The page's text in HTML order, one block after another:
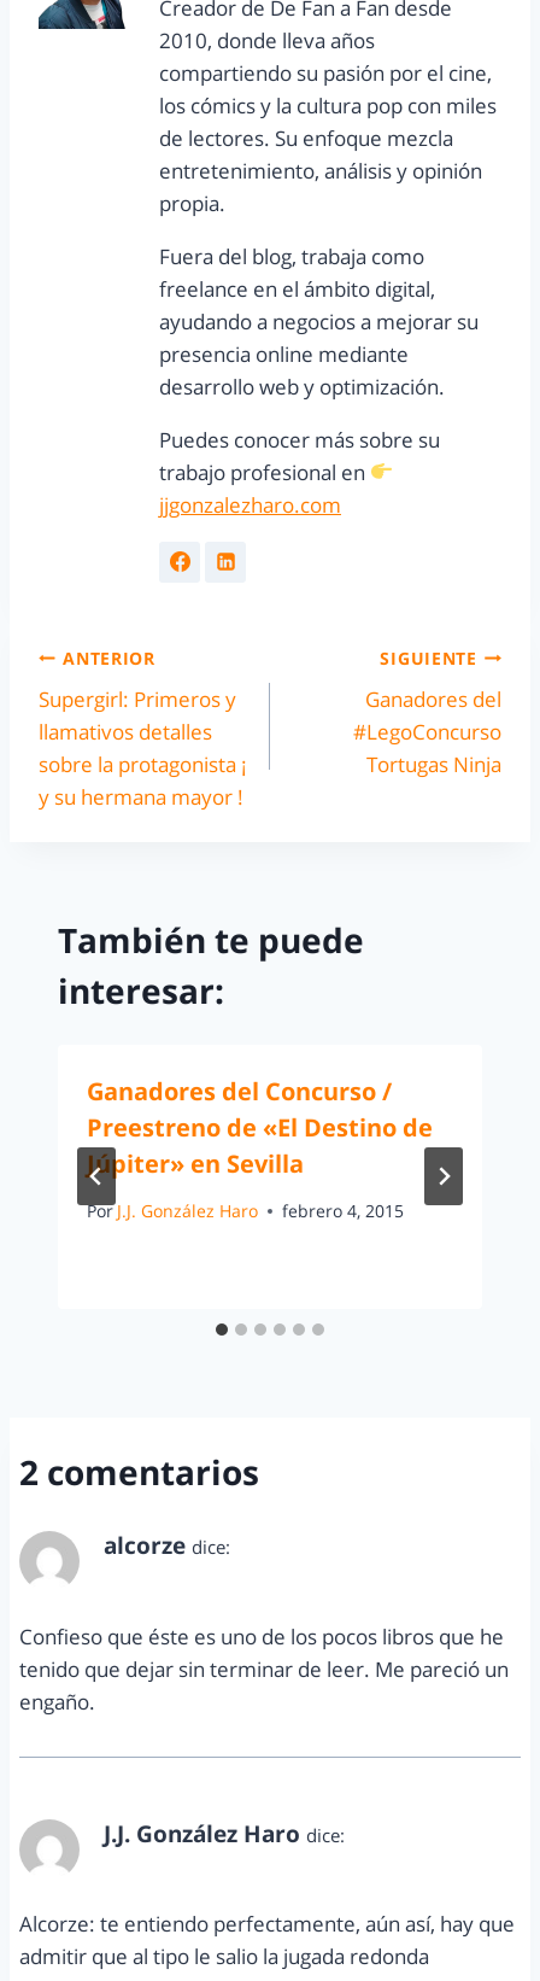
Creador de De Fan a Fan desde
2010, donde lleva años
compartiendo su pasión por el cine,
los cómics y la cultura pop con miles
de lectores. Su enfoque mezcla
entretenimiento, análisis y opinión
propia.
Fuera del blog, trabaja como
freelance en el ámbito digital,
ayudando a negocios a mejorar su
presencia online mediante
desarrollo web y optimización.
Puedes conocer más sobre su
trabajo profesional en
jjgonzalezharo.com
ANTERIOR
Supergirl: Primeros y
llamativos detalles
sobre la protagonista ¡
y su hermana mayor !
SIGUIENTE
Ganadores del
#LegoConcurso
Tortugas Ninja
También te puede
interesar:
Ganadores del Concurso /
Preestreno de «El Destino de
Júpiter» en Sevilla
Por J.J. González Haro febrero 4, 2015
2 comentarios
alcorze dice:
Confieso que éste es uno de los pocos libros que he
tenido que dejar sin terminar de leer. Me pareció un
engaño.
J.J. González Haro dice:
Alcorze: te entiendo perfectamente, aún así, hay que
admitir que al tipo le salio la jugada redonda